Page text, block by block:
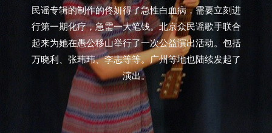
民谣专辑的制作的佟妍得了急性白血病，需要立刻进
行第一期化疗，急需一大笔钱。北京众民谣歌手联合
起来为她在愚公移山举行了一次公益演出活动。包括
万晓利、张玮玮、李志等等。广州等地也陆续发起了
演出。